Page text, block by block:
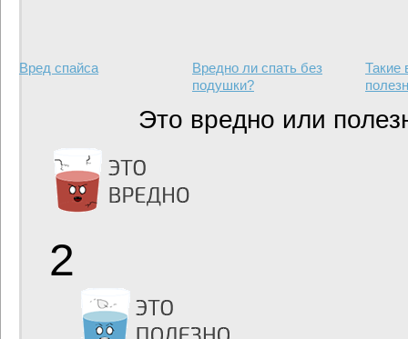
Вред спайса
Вредно ли спать без
подушки?
Такие
Это вредно или
2